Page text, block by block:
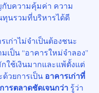
บความคุ้มค่า ความ
นรวมที่บริหารได้ดี
เก่าไม่จำเป็นต้องชนะ
เป็น “อาคารใหม่จำลอง”
ใช้เงินมากและแพ้ตั้งแต่
วยการเป็น อาคารเก่าที่
ารตลาดชัดเจนกว่า รู้ว่า